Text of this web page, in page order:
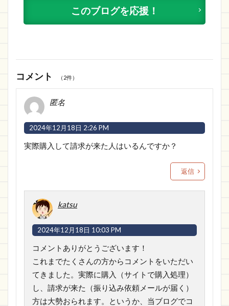
このブログを応援！
コメント （2件）
匿名
2024年12月18日 2:26 PM
実際購入して請求が来た人はいるんですか？
返信
katsu
2024年12月18日 10:03 PM
コメントありがとうございます！
これまでたくさんの方からコメントをいただい
てきました。実際に購入（サイトで購入処理）
し、請求が来た（振り込み依頼メールが届く）
方は大勢おられます。というか、当ブログでコ